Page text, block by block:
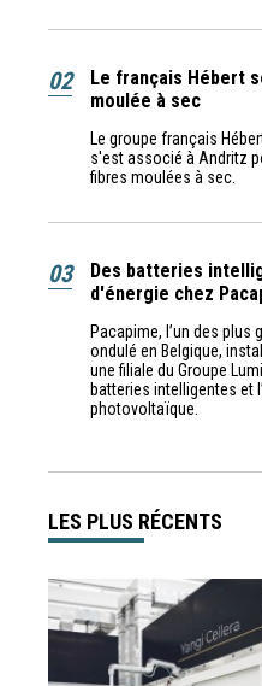
02
Le français Hébert
moulée à sec
Le groupe français
s'est associé à Andritz
fibres moulées à sec.
03
Des batteries
d'énergie chez
Pacapime, l’un des
ondulé en Belgique,
une filiale du Groupe
batteries intelligentes et
photovoltaïque.
LES PLUS RÉCENTS